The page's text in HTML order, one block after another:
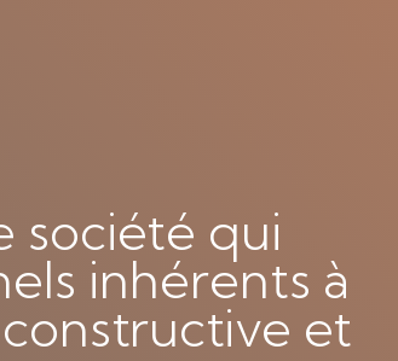
société qui
inhérents à
et